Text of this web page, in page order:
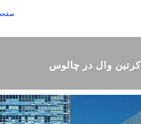
کرتین وال در چالوس